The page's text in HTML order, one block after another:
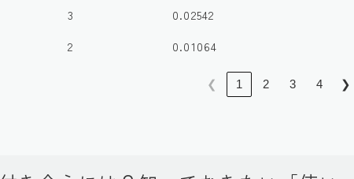
3
0.02542
2 0.01064
❮ 1 2 3 4 ❯